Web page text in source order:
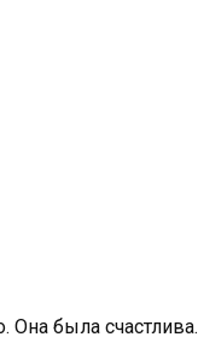
Она была счастлива.